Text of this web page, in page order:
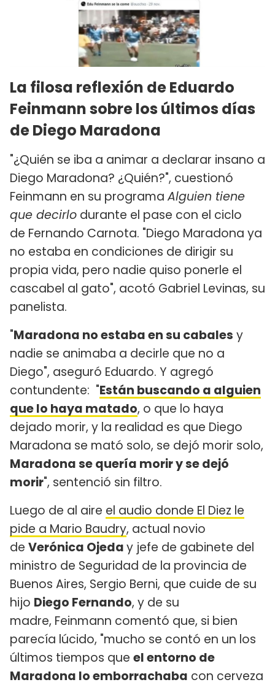
La filosa reflexión de Eduardo
Feinmann sobre los últimos días
de Diego Maradona
"¿Quién se iba a animar a declarar insano a
Diego Maradona? ¿Quién?", cuestionó
Feinmann en su programaAlguien tiene
que decirlo durante el pase con el ciclo
de Fernando Carnota. "Diego Maradona ya
no estaba en condiciones de dirigir su
propia vida, pero nadie quiso ponerle el
cascabel al gato", acotó Gabriel Levinas, su
panelista.
"Maradona no estaba en su cabales y
nadie se animaba a decirle que no a
Diego", aseguró Eduardo. Y agregó
contundente: "Están buscando a alguien
que lo haya matado, o que lo haya
dejado morir, y la realidad es que Diego
Maradona se mató solo, se dejó morir solo,
Maradona se quería morir y se dejó
morir", sentenció sin filtro.
Luego de al aire el audio donde El Diez le
pide a Mario Baudry, actual novio
de Verónica Ojeday jefe de gabinete del
ministro de Seguridad de la provincia de
Buenos Aires, Sergio Berni, que cuide de su
hijo Diego Fernando, y de su
madre, Feinmann comentó que, si bien
parecía lúcido, "mucho se contó en un los
últimos tiempos que el entorno de
Maradona lo emborrachaba con cerveza